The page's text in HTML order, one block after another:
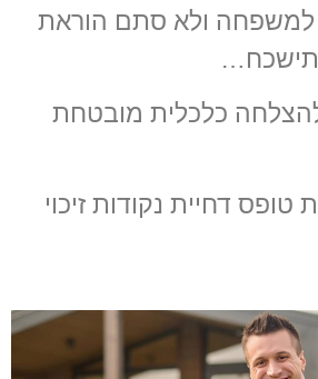
למשפחה ולא סתם הוראת
כלכלית מובטחת
טופס דחיית נקודות זיכוי